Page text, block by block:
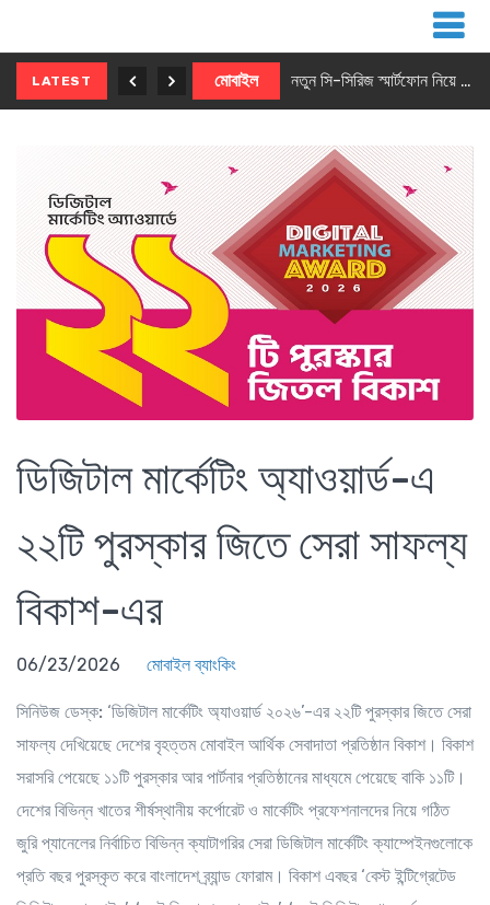
LATEST মোবাইল নতুন সি-সিরিজ স্মার্টফোন নিয়ে আসছে রিয়েলমি
ডিজিটাল মার্কেটিং অ্যাওয়ার্ড-এ
২২টি পুরস্কার জিতে সেরা সাফল্য
বিকাশ-এর
06/23/2026 মোবাইল ব্যাংকিং
সিনিউজ ডেস্ক: ‘ডিজিটাল মার্কেটিং অ্যাওয়ার্ড ২০২৬’-এর ২২টি পুরস্কার জিতে সেরা
সাফল্য দেখিয়েছে দেশের বৃহত্তম মোবাইল আর্থিক সেবাদাতা প্রতিষ্ঠান বিকাশ। বিকাশ
সরাসরি পেয়েছে ১১টি পুরস্কার আর পার্টনার প্রতিষ্ঠানের মাধ্যমে পেয়েছে বাকি ১১টি।
দেশের বিভিন্ন খাতের শীর্ষস্থানীয় কর্পোরেট ও মার্কেটিং প্রফেশনালদের নিয়ে গঠিত
জুরি প্যানেলের নির্বাচিত বিভিন্ন ক্যাটাগরির সেরা ডিজিটাল মার্কেটিং ক্যাম্পেইনগুলোকে
প্রতি বছর পুরস্কৃত করে বাংলাদেশ ব্র্যান্ড ফোরাম। বিকাশ এবছর ‘বেস্ট ইন্টিগ্রেটেড